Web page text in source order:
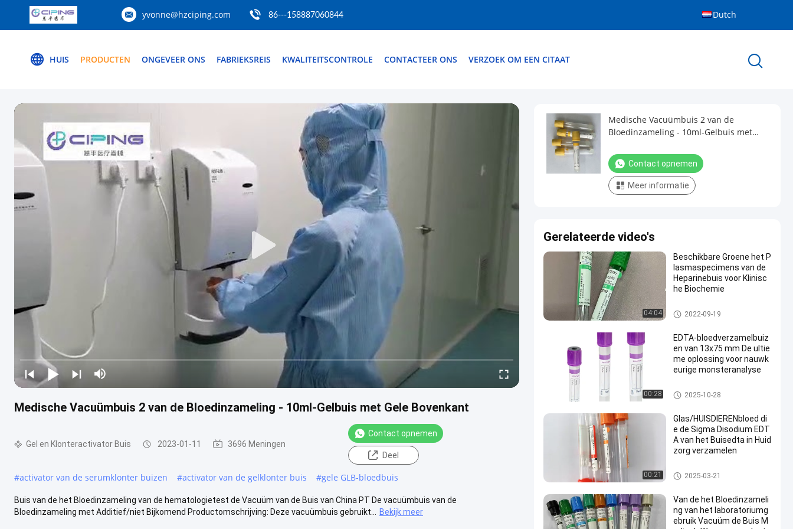
yvonne@hzciping.com 86---158887060844 Dutch
HUIS PRODUCTEN ONGEVEER ONS FABRIEKSREIS KWALITEITSCONTROLE CONTACTEER ONS VERZOEK OM EEN CITAAT
Medische Vacuümbuis 2 van de Bloedinzameling - 10ml-Gelbuis met Gele Bovenkant
Gel en Klonteractivator Buis 2023-01-11 3696 Meningen
Contact opnemen
Deel
#activator van de serumklonter buizen #activator van de gelklonter buis #gele GLB-bloedbuis
Buis van de het Bloedinzameling van de hematologietest de Vacuüm van de Buis van China PT De vacuümbuis van de
Bloedinzameling met Additief/niet Bijkomend Productomschrijving: Deze vacuümbuis gebruikt...
Bekijk meer
Medische Vacuümbuis 2 van de
Bloedinzameling - 10ml-Gelbuis met
Contact opnemen
Meer informatie
Gerelateerde video's
04:04
Beschikbare Groene het P
lasmaspecimens van de
Heparinebuis voor Klinisc
he Biochemie
De vacuümbuis van de Bloedi
nzameling
2022-09-19
00:28
EDTA-bloedverzamelbuiz
en van 13x75 mm De ultie
me oplossing voor nauwk
eurige monsteranalyse
EDTAbuis
2025-10-28
00:21
Glas/HUISDIERENbloed di
e de Sigma Disodium EDT
A van het Buisedta in Huid
zorg verzamelen
Bloed die Buis verzamelen
2025-03-21
Van de het Bloedinzameli
ng van het laboratoriumg
ebruik Vacuüm de Buis M